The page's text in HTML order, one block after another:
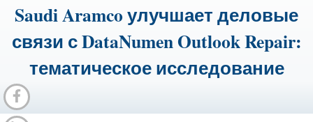
Saudi Aramco улучшает деловые
связи с DataNumen Outlook Repair:
тематическое исследование